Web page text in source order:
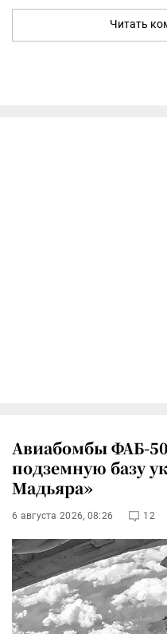
Читать
Авиабомбы ФАБ-
подземную базу
Мадьяра»
6 августа 2026, 08:26 12